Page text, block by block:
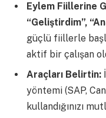
Eylem Fiillerine
“Geliştirdim”,
güçlü fiillerle
aktif bir çalışan
Araçları Belirtin:
yöntemi (SAP,
kullandığınızı